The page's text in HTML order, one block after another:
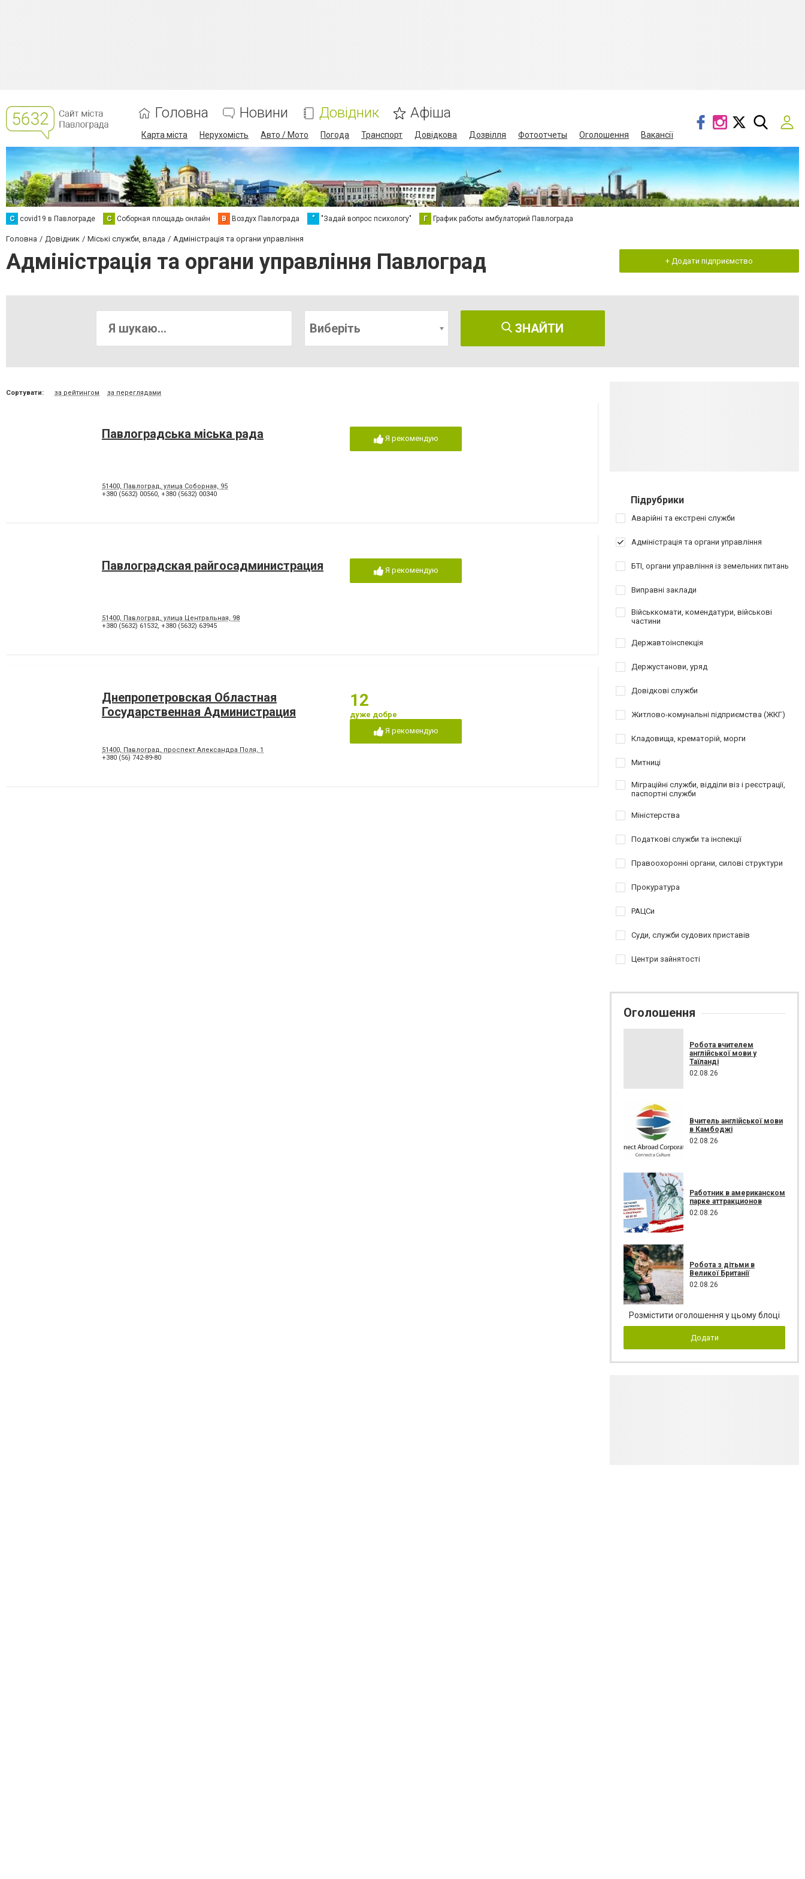
Головна Новини Довідник Афіша
Карта міста Нерухомість Авто / Мото Погода Транспорт Довідкова Дозвілля Фотоотчеты Оголошення Вакансії
C covid19 в Павлограде С Соборная площадь онлайн В Воздух Павлограда " "Задай вопрос психологу" Г График работы амбулаторий Павлограда
Головна Довідник Міські служби, влада Адміністрація та органи управління
Адміністрація та органи управління Павлоград + Додати підприємство
Виберіть ЗНАЙТИ
Сортувати: за рейтингом за переглядами
Павлоградська міська рада
51400, Павлоград, улица Соборная, 95
+380 (5632) 00560, +380 (5632) 00340
Я рекомендую
Павлоградская райгосадминистрация
51400, Павлоград, улица Центральная, 98
+380 (5632) 61532, +380 (5632) 63945
Я рекомендую
Днепропетровская Областная
Государственная Администрация
51400, Павлоград, проспект Александра Поля, 1
+380 (56) 742-89-80
12
дуже добре
Я рекомендую
Підрубрики
Аварійні та екстрені служби
Адміністрація та органи управління
БТІ, органи управління із земельних питань
Виправні заклади
Військкомати, комендатури, військові
частини
Державтоінспекція
Держустанови, уряд
Довідкові служби
Житлово-комунальні підприємства (ЖКГ)
Кладовища, крематорій, морги
Митниці
Міграційні служби, відділи віз і реєстрації,
паспортні служби
Міністерства
Податкові служби та інспекції
Правоохоронні органи, силові структури
Прокуратура
РАЦСи
Суди, служби судових приставів
Центри зайнятості
Оголошення
Робота вчителем
англійської мови у
Таїланді
02.08.26
Вчитель англійської мови
в Камбоджі
02.08.26
Работник в американском
парке аттракционов
02.08.26
Робота з дітьми в
Великої Британії
02.08.26
Розмістити оголошення у цьому блоці
Додати